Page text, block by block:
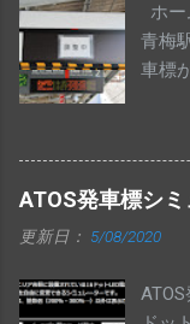
は
われ
埼京
ホ
青梅
車標
ATOS発車標シ
更新日： 5/08/2020